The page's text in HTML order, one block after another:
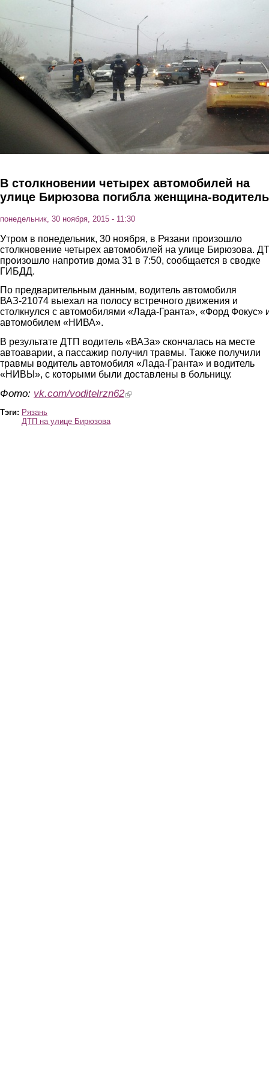
Перейти к основному содержанию
В столкновении четырех автомобилей на
улице Бирюзова погибла женщина-водитель
понедельник, 30 ноября, 2015 - 11:30
Утром в понедельник, 30 ноября, в Рязани произошло
столкновение четырех автомобилей на улице Бирюзова.
произошло напротив дома 31 в 7:50, сообщается в сводке
ГИБДД.
По предварительным данным, водитель автомобиля
ВАЗ-21074 выехал на полосу встречного движения и
столкнулся с автомобилями «Лада-Гранта», «Форд Фокус»
автомобилем «НИВА».
В результате ДТП водитель «ВАЗа» скончалась на месте
автоаварии, а пассажир получил травмы. Также получили
травмы водитель автомобиля «Лада-Гранта» и водитель
«НИВЫ», с которыми были доставлены в больницу.
Фото: vk.com/voditelrzn62(link is external)
Тэги: Рязань
ДТП на улице Бирюзова